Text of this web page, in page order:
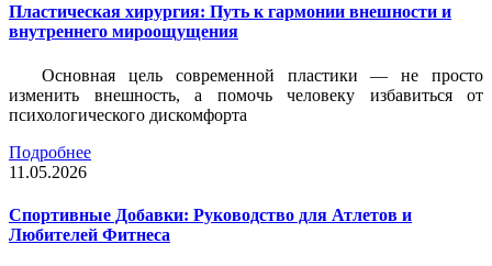
Пластическая хирургия: Путь к гармонии внешности и
внутреннего мироощущения
Основная цель современной пластики — не просто
изменить внешность, а помочь человеку избавиться от
психологического дискомфорта
Подробнее
11.05.2026
Спортивные Добавки: Руководство для Атлетов и
Любителей Фитнеса